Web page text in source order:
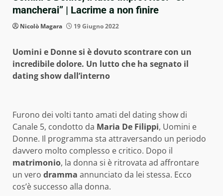
mancherai” | Lacrime a non finire
Nicolò Magara 19 Giugno 2022
Uomini e Donne si è dovuto scontrare con un
incredibile dolore. Un lutto che ha segnato il
dating show dall’interno
Furono dei volti tanto amati del dating show di
Canale 5, condotto da Maria De Filippi, Uomini e
Donne. Il programma sta attraversando un periodo
davvero molto complesso e critico. Dopo il
matrimonio, la donna si è ritrovata ad affrontare
un vero dramma annunciato da lei stessa. Ecco
cos’è successo alla donna.